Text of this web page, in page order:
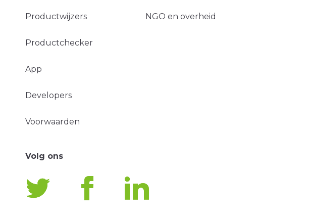
Productwijzers
Productchecker
App
Developers
Voorwaarden
NGO en overheid
Volg ons